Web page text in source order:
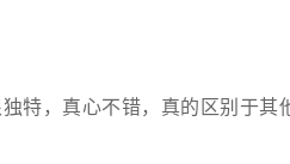
特，真心不错，真的区别于其